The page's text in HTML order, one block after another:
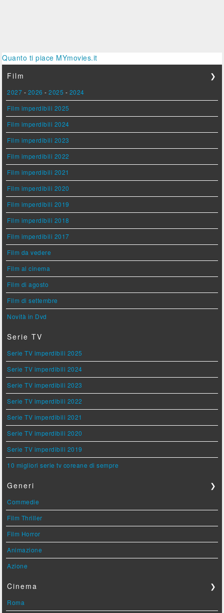
Quanto ti piace MYmovies.it
Film
❯
2027 - 2026 -2025 - 2024
Film imperdibili 2025
Film imperdibili 2024
Film imperdibili 2023
Film imperdibili 2022
Film imperdibili 2021
Film imperdibili 2020
Film imperdibili 2019
Film imperdibili 2018
Film imperdibili 2017
Film da vedere
Film al cinema
Film di agosto
Film di settembre
Novità in Dvd
Serie TV
Serie TV imperdibili 2025
Serie TV imperdibili 2024
Serie TV imperdibili 2023
Serie TV imperdibili 2022
Serie TV imperdibili 2021
Serie TV imperdibili 2020
Serie TV imperdibili 2019
10 migliori serie tv coreane di sempre
Generi ❯
Commedie
Film Thriller
Film Horror
Animazione
Azione
Cinema ❯
Roma